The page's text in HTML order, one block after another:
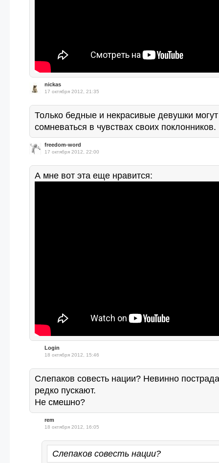
nickas
17 октября 2012, 21:35
Только бедные и некрасивые девушки
сомневаться в чувствах своих поклонников.
freedom-word
17 октября 2012, 22:00
А мне вот эта еще нравится:
Login
18 октября 2012, 15:46
Слепаков совесть нации? Невинно
редко пускают.
Не смешно?
rem
18 октября 2012, 16:05
Слепаков совесть нации?